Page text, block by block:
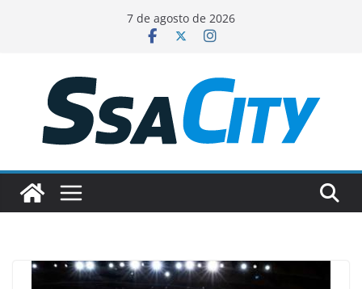
conteúdo
7 de agosto de 2026